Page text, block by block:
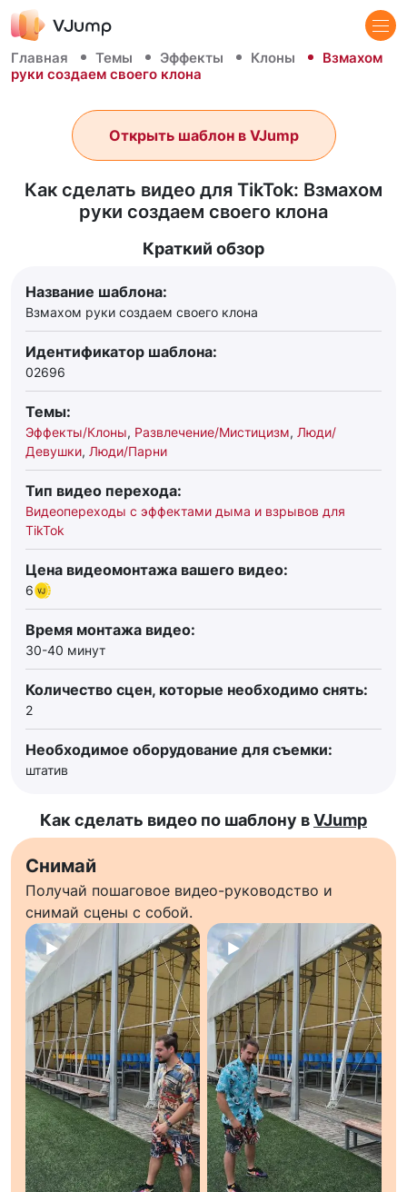
Главная Темы Эффекты Клоны
Взмахом
руки создаем своего клона
Как сделать видео для TikTok: Взмахом
руки создаем своего клона
Открыть шаблон в VJump
Краткий обзор
Название шаблона:
Взмахом руки создаем своего клона
Идентификатор шаблона:
02696
Темы:
Эффекты/Клоны, Развлечение/Мистицизм, Люди/
Девушки, Люди/Парни
Тип видео перехода:
Видеопереходы с эффектами дыма и взрывов для
TikTok
Цена видеомонтажа вашего видео:
6
Время монтажа видео:
30-40 минут
Количество сцен, которые необходимо снять:
2
Необходимое оборудование для съемки:
штатив
Как сделать видео по шаблону вVJump
Снимай
Получай пошаговое видео-руководство и
снимай сцены с собой.